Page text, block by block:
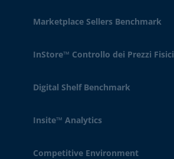
Marketplace Sellers Benchmark
InStore™ Controllo dei Prezzi Fisici
Digital Shelf Benchmark
Insite™ Analytics
Competitive Environment